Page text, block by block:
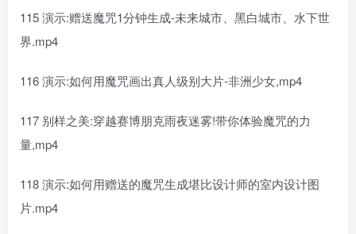
115 演示:赠送魔咒1分钟生成-未来城市、黑白城市、水下世
界.mp4
116 演示:如何用魔咒画出真人级别大片-非洲少女,mp4
117 别样之美:穿越赛博朋克雨夜迷雾!带你体验魔咒的力
量,mp4
118 演示:如何用赠送的魔咒生成堪比设计师的室内设计图
片.mp4